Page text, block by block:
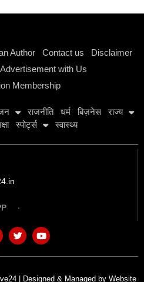
Author Contact us
Disclaimer
Advertisement with Us
Membership
राजनीति धर्म बिज़नेस
राज्य
स्पोर्ट्स स्वास्थ्य
| Designed & Managed by Website